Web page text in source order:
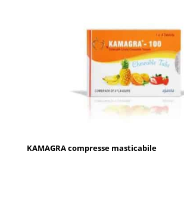
KAMAGRA compresse masticabile